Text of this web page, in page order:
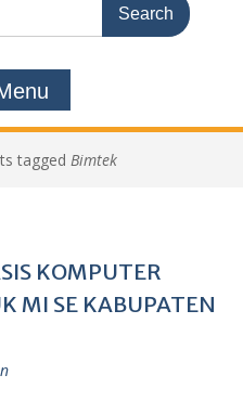
tagged Bimtek
KOMPUTER
MI SE KABUPATEN